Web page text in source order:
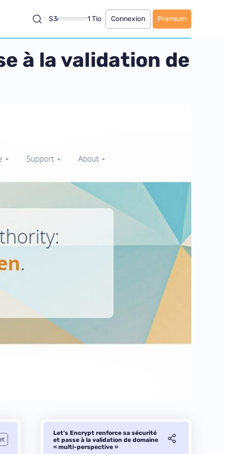
S3 1 Tio Connexion Premium
à la validation de
Let’s Encrypt renforce sa sécurité
et passe à la validation de domaine
« multi-perspective »